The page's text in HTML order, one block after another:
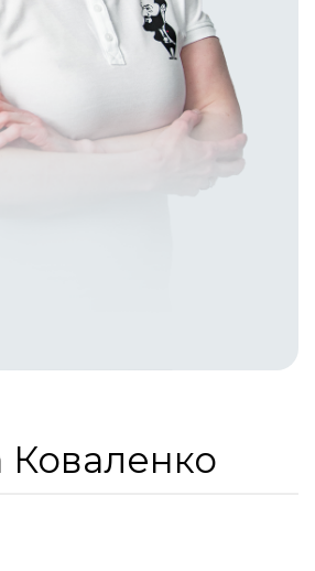
ОНЛАЙН ЗАПИС
Коваленко